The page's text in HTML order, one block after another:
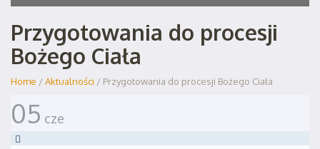
Przygotowania do procesji
Bożego Ciała
Home /Aktualności / Przygotowania do procesji Bożego Ciała
05 cze